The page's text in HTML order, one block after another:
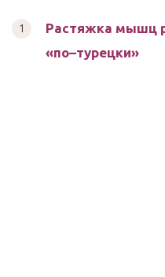
Растяжка мышц
«по–турецки»